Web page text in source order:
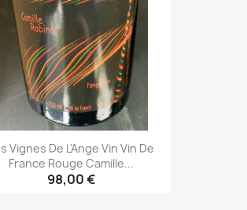
Vignes De L'Ange Vin Vin De
France Rouge Camille...
98,00 €